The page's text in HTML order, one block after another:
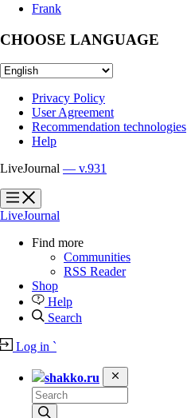
Frank
CHOOSE LANGUAGE
Privacy Policy
User Agreement
Recommendation technologies
Help
LiveJournal — v.931
?
?
LiveJournal
Find more
Communities
RSS Reader
Shop
Help
Search
Log in `
shakko.ru